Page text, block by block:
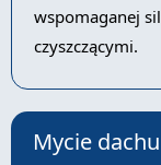
wspomaganej
czyszczącymi.
Mycie